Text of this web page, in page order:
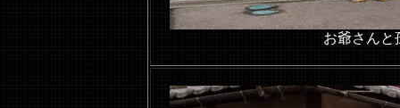
お爺さんと